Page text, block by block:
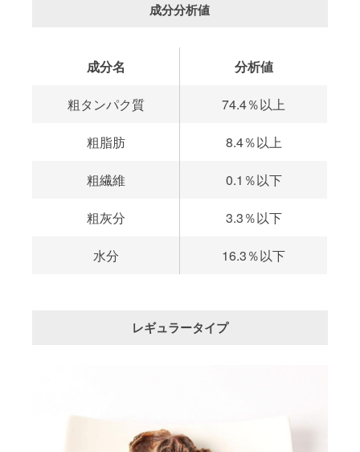
成分分析値
成分名 分析値
粗タンパク質 74.4％以上
粗脂肪 8.4％以上
粗繊維 0.1％以下
粗灰分 3.3％以下
水分 16.3％以下
レギュラータイプ